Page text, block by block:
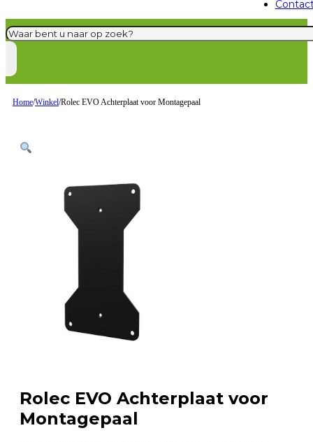
Zoeken
Home/Winkel/Rolec EVO Achterplaat voor Montagepaal
Rolec EVO Achterplaat voor
Montagepaal